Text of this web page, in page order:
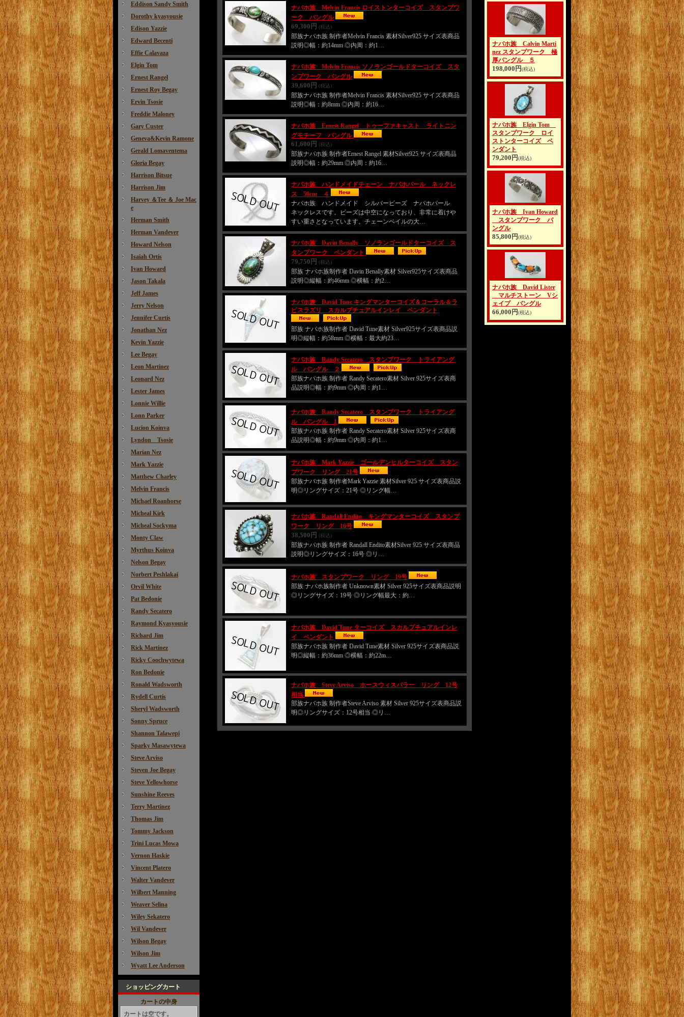
Eddison Sandy Smith
Dorothy kyasyousie
Edison Yazzie
Edward Becenti
Effie Calavaza
Elgin Tom
Ernest Rangel
Ernest Roy Begay
Ervin Tsosie
Freddie Maloney
Gary Custer
Geneva&Kevin Ramone
Gerald Lomaventema
Gloria Begay
Harrison Bitsue
Harrison Jim
Harvey ＆Tee ＆ Joe Mac
e
Herman Smith
Herman Vandever
Howard Nelson
Isaiah Ortis
Ivan Howard
Jason Takala
Jeff James
Jerry Nelson
Jennifer Curtis
Jonathan Nez
Kevin Yazzie
Lee Begay
Leon Martinez
Leonard Nez
Lester James
Lonnie Willie
Lonn Parker
Lucion Koinva
Lyndon Tsosie
Marian Nez
Mark Yazzie
Matthew Charley
Melvin Francis
Michael Roanhorse
Micheal Kirk
Micheal Sockyma
Monty Claw
Myrthus Koinva
Nelson Begay
Norbert Peshlakai
Orvil White
Pat Bedonie
Randy Secatero
Raymond Kyasyousie
Richard Jim
Rick Martinez
Ricky Coochwytewa
Ron Bedonie
Ronald Wadsworth
Rydell Curtis
Sheryl Wadsworth
Sonny Spruce
Shannon Talawepi
Sparky Masawytewa
Steve Arviso
Steven Joe Begay
Steve Yellowhorse
Sunshine Reeves
Terry Martinez
Thomas Jim
Tommy Jackson
Trini Lucas Mowa
Vernon Haskie
Vincent Platero
Walter Vandever
Wilbert Manning
Weaver Selina
Wiley Sekatero
Wil Vandever
Wilson Begay
Wilson Jim
Wyatt Lee Anderson
ショッピングカート
カートの中身
カートは空です。
ナバホ族 Melvin Francis ロイストンターコイズ スタンプワ
ーク バングル
69,300円 (税込)
部族ナバホ族 制作者Melvin Francis 素材Silver925 サイズ表商品
説明◎幅：約14mm ◎内周：約1…
ナバホ族 Melvin Francis ソノランゴールドターコイズ スタ
ンプワーク バングル
39,600円 (税込)
部族ナバホ族 制作者Melvin Francis 素材Silver925 サイズ表商品
説明◎幅：約8mm ◎内周：約16…
ナバホ族 Ernest Rangel トゥーファキャスト ライトニン
グモチーフ バングル
61,600円 (税込)
部族ナバホ族 制作者Ernest Rangel 素材Silver925 サイズ表商品
説明◎幅：約29mm ◎内周：約16…
ナバホ族 ハンドメイドチェーン ナバホパール ネックレ
ス 50cm ４
ナバホ族 ハンドメイド シルバービーズ ナバホパール
ネックレスです。ビーズは中空になっており、非常に着けや
すい重さとなっています。チェーンベイルの大…
ナバホ族 Davin Benally ソノランゴールドターコイズ ス
タンプワーク ペンダント
79,750円 (税込)
部族 ナバホ族制作者 Davin Benally素材 Silver925サイズ表商品
説明◎縦幅：約46mm ◎横幅：約2…
ナバホ族 David Tune キングマンターコイズ＆コーラル＆ラ
ピスラズリ スカルプチュアルインレイ ペンダント
部族 ナバホ族制作者 David Tune素材 Silver925サイズ表商品説
明◎縦幅：約58mm ◎横幅：最大約23…
ナバホ族 Randy Secatero スタンプワーク トライアング
ル バングル ２
部族ナバホ族 制作者 Randy Secatero素材 Silver 925サイズ表商
品説明◎幅：約9mm ◎内周：約1…
ナバホ族 Randy Secatero スタンプワーク トライアング
ル バングル 1
部族ナバホ族 制作者 Randy Secatero素材 Silver 925サイズ表商
品説明◎幅：約9mm ◎内周：約1…
ナバホ族 Mark Yazzie ゴールデンヒルターコイズ スタン
プワーク リング 21号
部族ナバホ族 制作者Mark Yazzie 素材Silver 925 サイズ表商品説
明◎リングサイズ：21号 ◎リング幅…
ナバホ族 Randall Endito キングマンターコイズ スタンプ
ワーク リング 16号
38,500円 (税込)
部族ナバホ族 制作者 Randall Endito素材Silver 925 サイズ表商品
説明◎リングサイズ：16号 ◎リ…
ナバホ族 スタンプワーク リング 19号
部族 ナバホ族制作者 Unknown素材 Silver 925サイズ表商品説明
◎リングサイズ：19号 ◎リング幅最大：約…
ナバホ族 David Tune ターコイズ スカルプチュアルインレ
イ ペンダント
部族ナバホ族 制作者 David Tune素材 Silver 925サイズ表商品説
明◎縦幅：約36mm ◎横幅：約22m…
ナバホ族 Steve Arviso ホースウィスパラー リング 12号
相当
部族ナバホ族 制作者Steve Arviso 素材 Silver 925サイズ表商品説
明◎リングサイズ：12号相当 ◎リ…
ナバホ族 Calvin Marti
nez スタンプワーク 極
厚バングル ５
198,000円(税込)
ナバホ族 Elgin Tom
スタンプワーク ロイ
ストンターコイズ ペ
ンダント
79,200円(税込)
ナバホ族 Ivan Howard
スタンプワーク バ
ングル
85,800円(税込)
ナバホ族 David Lister
マルチストーン Vシ
ェイプ バングル
66,000円(税込)